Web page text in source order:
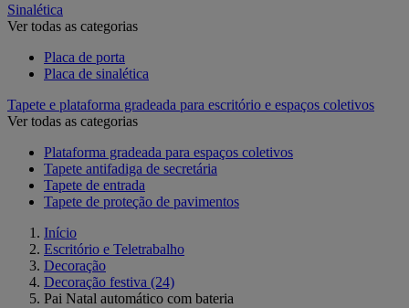
Sinalética
Ver todas as categorias
Placa de porta
Placa de sinalética
Tapete e plataforma gradeada para escritório e espaços coletivos
Ver todas as categorias
Plataforma gradeada para espaços coletivos
Tapete antifadiga de secretária
Tapete de entrada
Tapete de proteção de pavimentos
Início
Escritório e Teletrabalho
Decoração
Decoração festiva (24)
Pai Natal automático com bateria